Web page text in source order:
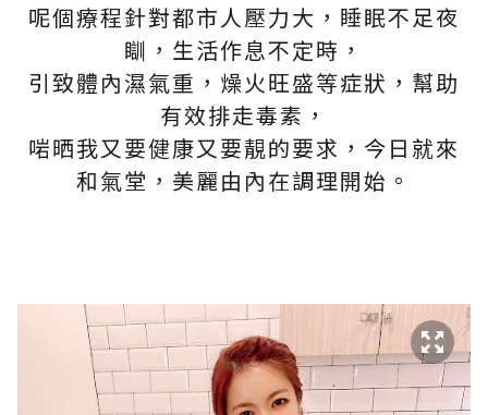
呢個療程針對都市人壓力大，睡眠不足夜
瞓，生活作息不定時，
引致體內濕氣重，燥火旺盛等症狀，幫助
有效排走毒素，
啱晒我又要健康又要靚的要求，今日就來
和氣堂，美麗由內在調理開始。